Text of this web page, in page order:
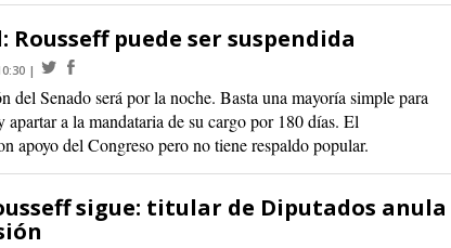
Rousseff puede ser suspendida
del Senado será por la noche. Basta una mayoría simple para
a la mandataria de su cargo por 180 días. El
apoyo del Congreso pero no tiene respaldo popular.
sigue: titular de Diputados anula